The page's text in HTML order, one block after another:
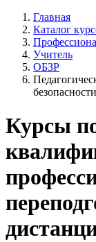
Главная
Каталог
Учитель
ОБЗР
Курсы